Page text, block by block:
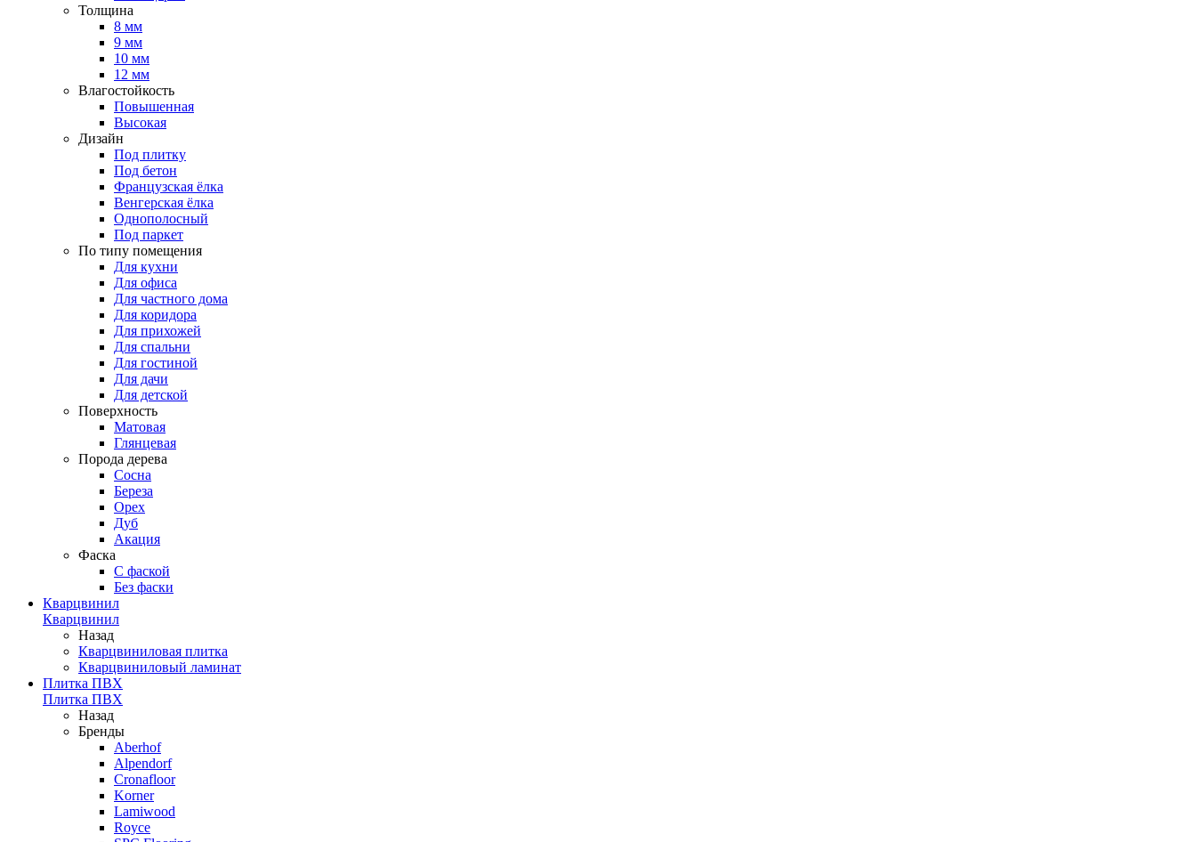
Толщина
8 мм
9 мм
10 мм
12 мм
Влагостойкость
Повышенная
Высокая
Дизайн
Под плитку
Под бетон
Французская ёлка
Венгерская ёлка
Однополосный
Под паркет
По типу помещения
Для кухни
Для офиса
Для частного дома
Для коридора
Для прихожей
Для спальни
Для гостиной
Для дачи
Для детской
Поверхность
Матовая
Глянцевая
Порода дерева
Сосна
Береза
Орех
Дуб
Акация
Фаска
С фаской
Без фаски
Кварцвинил
Кварцвинил
Назад
Кварцвиниловая плитка
Кварцвиниловый ламинат
Плитка ПВХ
Плитка ПВХ
Назад
Бренды
Aberhof
Alpendorf
Cronafloor
Korner
Lamiwood
Royce